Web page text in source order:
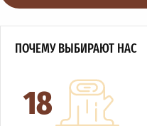
ПОЧЕМУ ВЫБИРАЮТ НАС
18